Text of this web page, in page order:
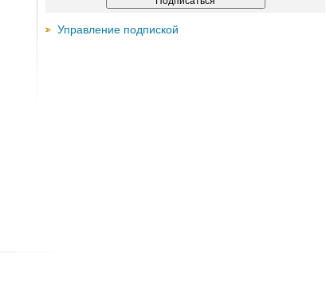
Управление подпиской